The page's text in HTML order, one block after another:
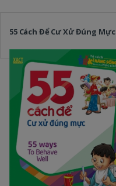
55 Cách Để Cư Xử Đúng Mực